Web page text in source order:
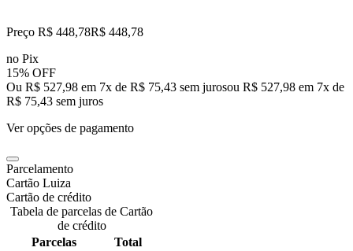
Preço R$ 448,78R$ 448,78
no Pix
15% OFF
Ou R$ 527,98 em 7x de R$ 75,43 sem jurosou R$ 527,98 em 7x de
R$ 75,43 sem juros
Ver opções de pagamento
Parcelamento
Cartão Luiza
Cartão de crédito
Tabela de parcelas de Cartão
de crédito
Parcelas
Total